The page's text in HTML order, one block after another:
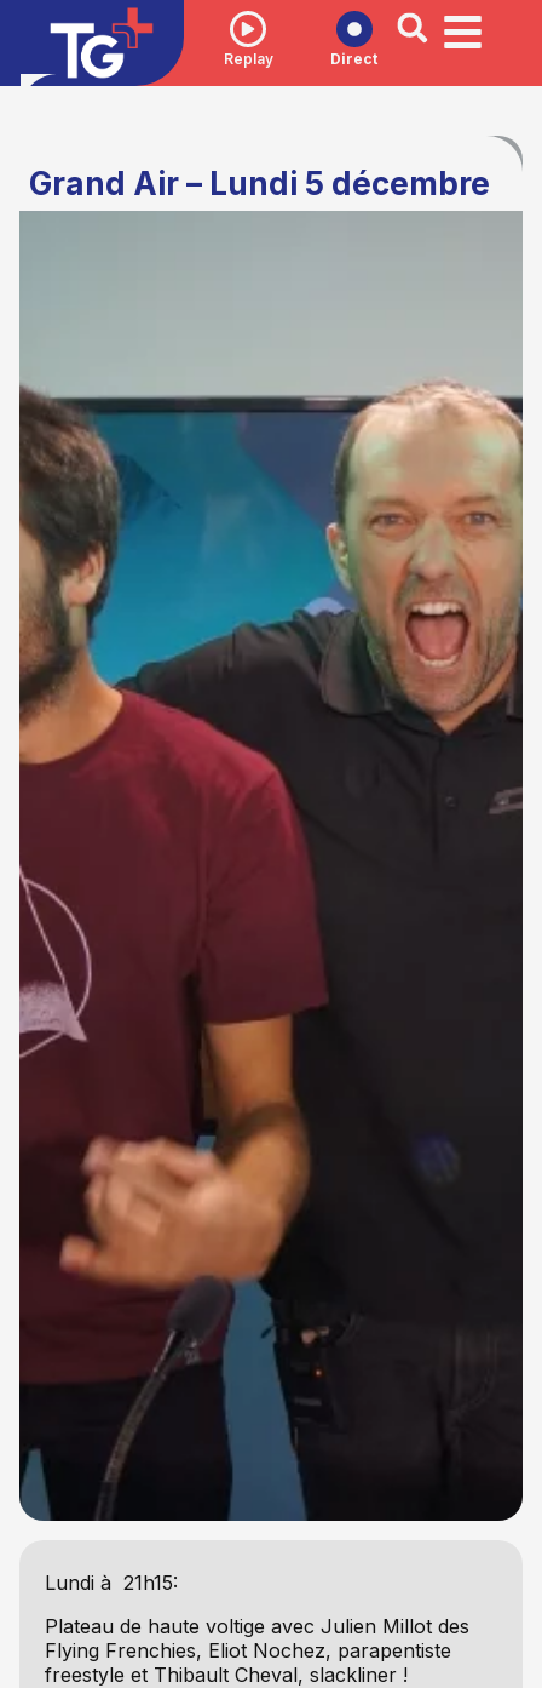
Replay Direct
Grand Air – Lundi 5 décembre
Lundi à 21h15:
Plateau de haute voltige avec Julien Millot des
Flying Frenchies, Eliot Nochez, parapentiste
freestyle et Thibault Cheval, slackliner !